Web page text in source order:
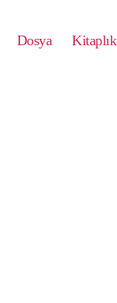
Dosya Kitaplık